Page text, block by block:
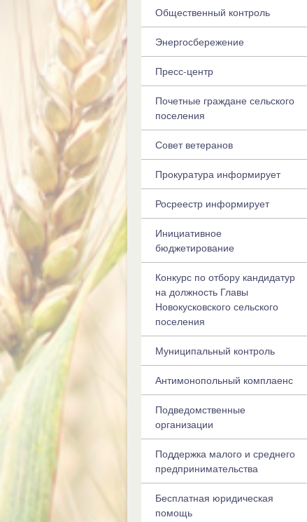
Общественный контроль
Энергосбережение
Пресс-центр
Почетные граждане сельского
поселения
Совет ветеранов
Прокуратура информирует
Росреестр информирует
Инициативное
бюджетирование
Конкурс по отбору кандидатур
на должность Главы
Новокусковского сельского
поселения
Муниципальный контроль
Антимонопольный комплаенс
Подведомственные
организации
Поддержка малого и среднего
предпринимательства
Бесплатная юридическая
помощь